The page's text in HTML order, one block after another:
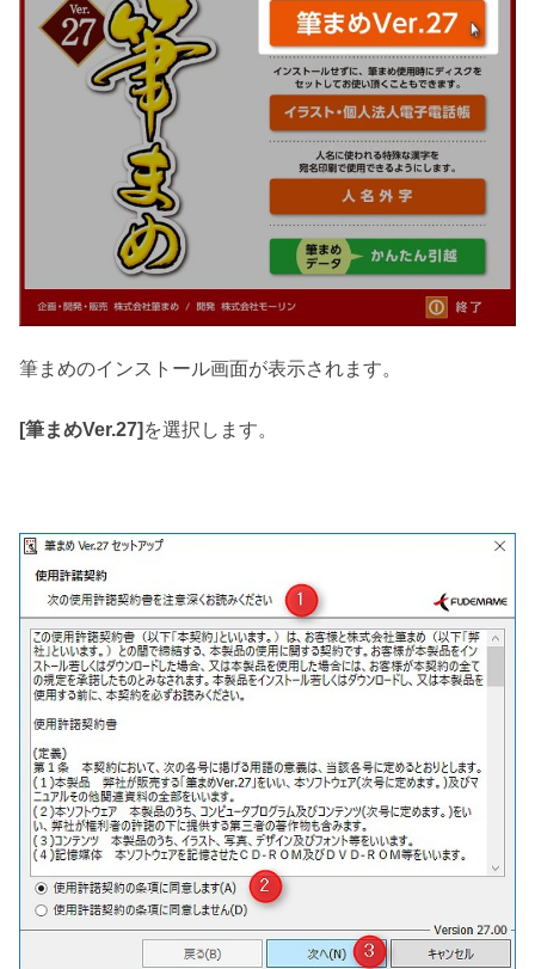
筆まめのインストール画面が表示されます。
[筆まめVer.27] を選択します。